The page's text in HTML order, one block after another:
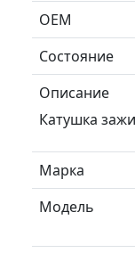
ОЕМ
Состояние
Описание
Катушка
Марка
Модель